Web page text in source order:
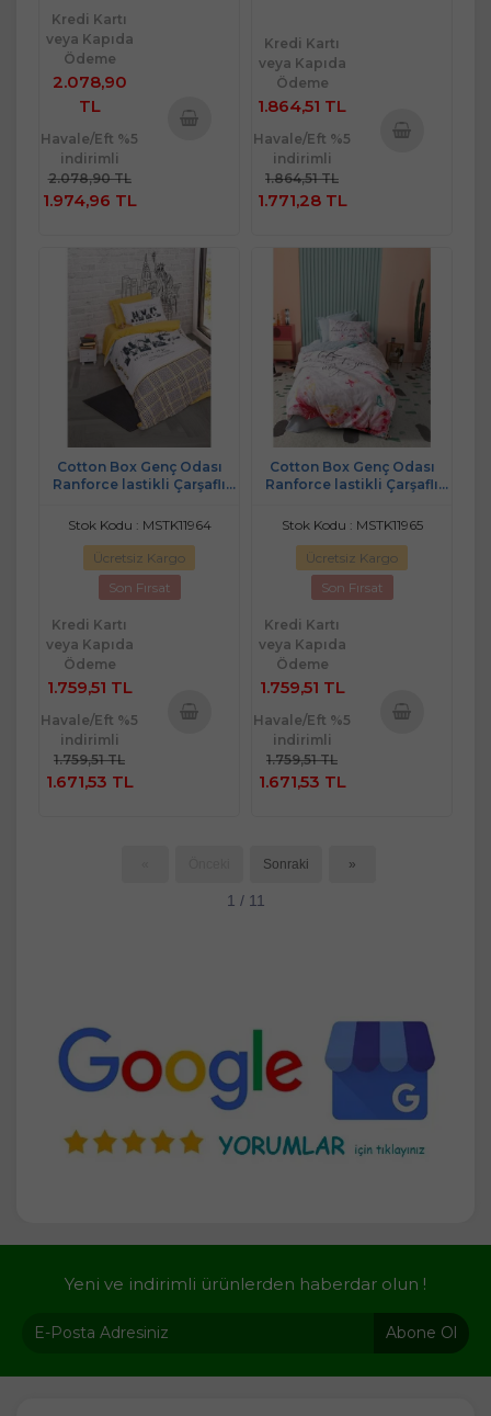
Kredi Kartı
veya Kapıda
Ödeme
2.078,90
TL
Havale/Eft %5
indirimli
2.078,90 TL
1.974,96 TL
Kredi Kartı
veya Kapıda
Ödeme
1.864,51 TL
Havale/Eft %5
indirimli
1.864,51 TL
1.771,28 TL
Cotton Box Genç Odası
Ranforce lastikli Çarşaflı
Worldwıde Hardal
Stok Kodu : MSTK11964
Ücretsiz Kargo
Son Fırsat
Kredi Kartı
veya Kapıda
Ödeme
1.759,51 TL
Havale/Eft %5
indirimli
1.759,51 TL
1.671,53 TL
Cotton Box Genç Odası
Ranforce lastikli Çarşaflı
Wings Mınt
Stok Kodu : MSTK11965
Ücretsiz Kargo
Son Fırsat
Kredi Kartı
veya Kapıda
Ödeme
1.759,51 TL
Havale/Eft %5
indirimli
1.759,51 TL
1.671,53 TL
Sonraki »
1 / 11
Yeni ve indirimli ürünlerden haberdar olun !
Abone Ol